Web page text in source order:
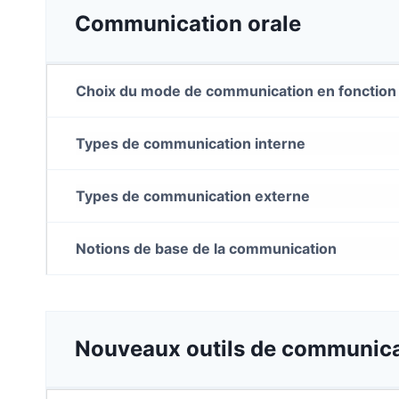
Communication orale
Choix du mode de communication en fonction
Types de communication interne
Types de communication externe
Notions de base de la communication
Nouveaux outils de